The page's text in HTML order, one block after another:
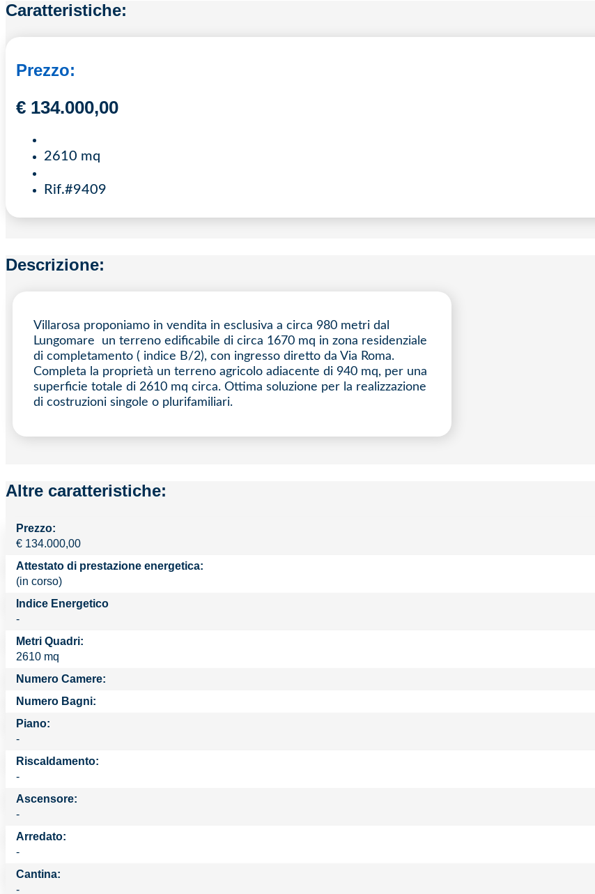
Caratteristiche:
Prezzo:
€ 134.000,00
2610 mq
Rif.#9409
Descrizione:
Villarosa proponiamo in vendita in esclusiva a circa 980 metri dal
Lungomare un terreno edificabile di circa 1670 mq in zona residenziale
di completamento ( indice B/2), con ingresso diretto da Via Roma.
Completa la proprietà un terreno agricolo adiacente di 940 mq, per una
superficie totale di 2610 mq circa. Ottima soluzione per la realizzazione
di costruzioni singole o plurifamiliari.
Altre caratteristiche:
Prezzo:
€ 134.000,00
Attestato di prestazione energetica:
(in corso)
Indice Energetico
-
Metri Quadri:
2610 mq
Numero Camere:
Numero Bagni:
Piano:
-
Riscaldamento:
-
Ascensore:
-
Arredato:
-
Cantina:
-